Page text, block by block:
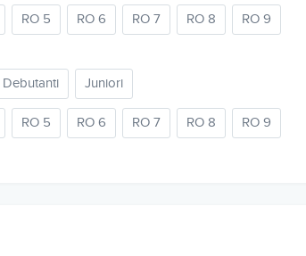
RO 5 RO 6 RO 7 RO 8 RO 9
Debutanti Juniori
RO 5 RO 6 RO 7 RO 8 RO 9